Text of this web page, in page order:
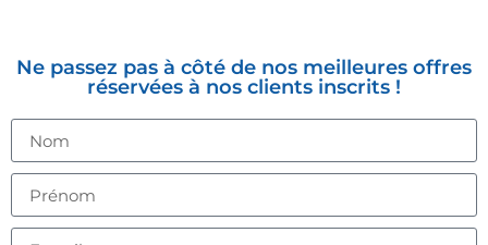
Ne passez pas à côté de nos meilleures offres
réservées à nos clients inscrits !